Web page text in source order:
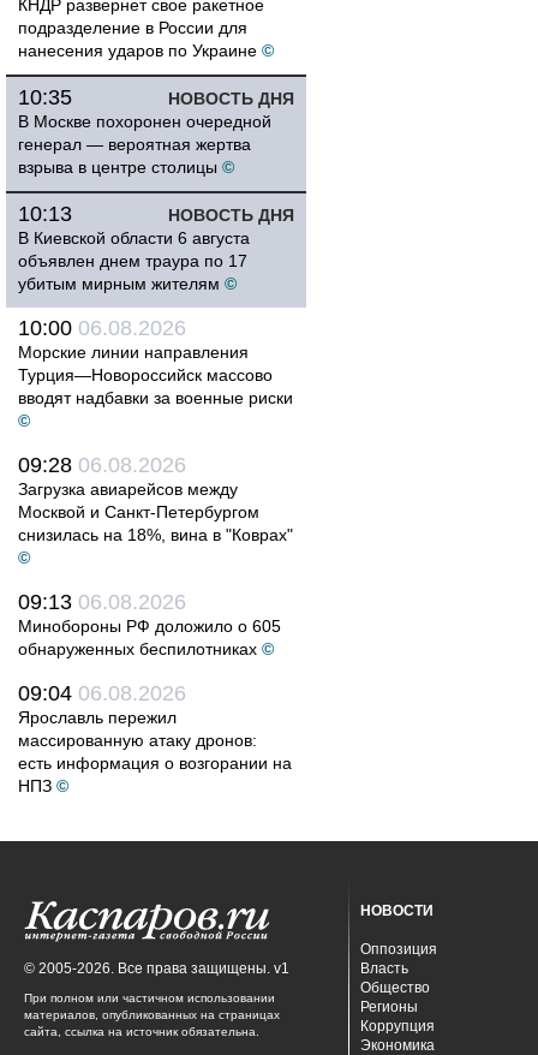
КНДР развернет свое ракетное
подразделение в России для
нанесения ударов по Украине ©
НОВОСТЬ ДНЯ
10:35
В Москве похоронен очередной
генерал — вероятная жертва
взрыва в центре столицы ©
НОВОСТЬ ДНЯ
10:13
В Киевской области 6 августа
объявлен днем траура по 17
убитым мирным жителям ©
10:00 06.08.2026
Морские линии направления
Турция—Новороссийск массово
вводят надбавки за военные риски
©
09:28 06.08.2026
Загрузка авиарейсов между
Москвой и Санкт-Петербургом
снизилась на 18%, вина в "Коврах"
©
09:13 06.08.2026
Минобороны РФ доложило о 605
обнаруженных беспилотниках ©
09:04 06.08.2026
Ярославль пережил
массированную атаку дронов:
есть информация о возгорании на
НПЗ ©
© 2005-2026. Все права защищены. v1
При полном или частичном использовании
материалов, опубликованных на страницах
сайта, ссылка на источник обязательна.
НОВОСТИ
Оппозиция
Власть
Общество
Регионы
Коррупция
Экономика